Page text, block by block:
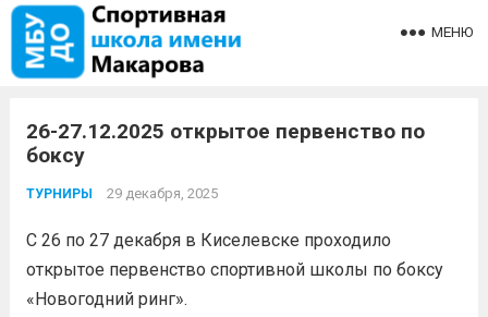
МЕНЮ
26-27.12.2025 открытое первенство по
боксу
ТУРНИРЫ 29 декабря, 2025
С 26 по 27 декабря в Киселевске проходило
открытое первенство спортивной школы по боксу
«Новогодний ринг».